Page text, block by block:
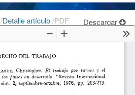
/Detalle artículo/PDF Descargar